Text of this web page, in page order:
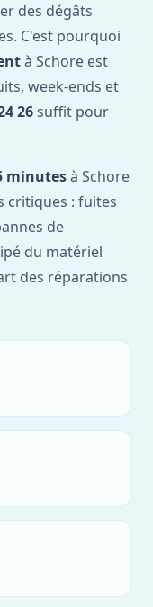
des dégâts
C'est pourquoi
à Schore est
week-ends et
26 suffit pour
minutesà Schore
critiques : fuites
de
du matériel
des réparations